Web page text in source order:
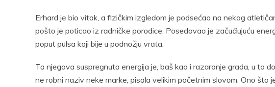
Erhard je bio vitak, a fizičkim izgledom je podsećao na nekog
pošto je poticao iz radničke porodice. Posedovao je začuđujuću
poput pulsa koji bije u podnožju vrata.
Ta njegova suspregnuta energija je, baš kao i razaranje grada, u to
ne robni naziv neke marke, pisala velikim početnim slovom. Ono što